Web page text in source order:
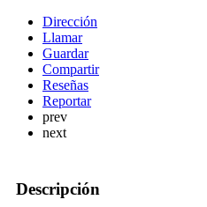
Dirección
Llamar
Guardar
Compartir
Reseñas
Reportar
prev
next
Descripción